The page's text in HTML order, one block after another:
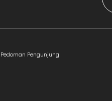
Pedoman Pengunjung